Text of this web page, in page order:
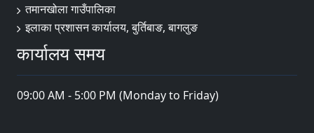
तमानखोला गाउँपालिका
इलाका प्रशासन कार्यालय, बुर्तिबाङ, बागलुङ
कार्यालय समय
09:00 AM - 5:00 PM (Monday to Friday)